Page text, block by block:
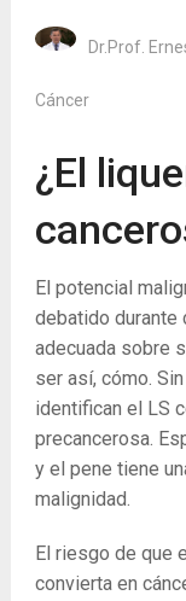
Dr.Prof.
Cáncer
¿El
El potencial
debatido durante
adecuada sobre
ser así, cómo.
identifican el LS
precancerosa.
y el pene tiene
malignidad.
El riesgo de que
convierta en